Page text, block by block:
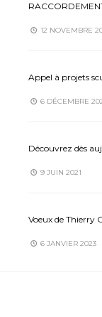
12 NOVEMBRE
Appel à projets
6 DÉCEMBRE
Découvrez dès
9 JUIN 2021
Voeux de Thierry
6 JANVIER 2023